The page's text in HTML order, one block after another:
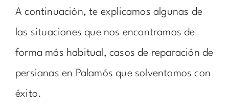
A continuación, te explicamos algunas de
las situaciones que nos encontramos de
forma más habitual, casos de reparación de
persianas en Palamós que solventamos con
éxito.